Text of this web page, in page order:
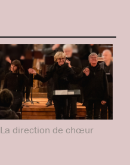
La direction de chœur